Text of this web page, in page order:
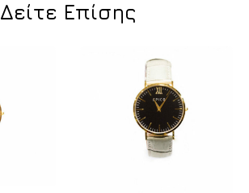
Δείτε Επίσης